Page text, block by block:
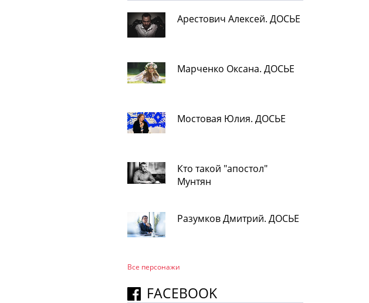
Арестович Алексей. ДОСЬЕ
Марченко Оксана. ДОСЬЕ
Мостовая Юлия. ДОСЬЕ
Кто такой "апостол"
Мунтян
Разумков Дмитрий. ДОСЬЕ
Все персонажи
FACEBOOK